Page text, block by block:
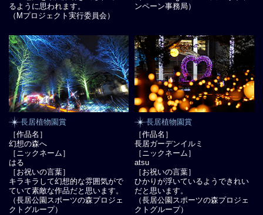
るように思われます。
（Mプロジェクト実行委員会）
ンペーン事務局）
長居植物園賞
［作品名］
幻想の森へ
［ニックネーム］
はる
［お祝いの言葉］
キラキラして幻想的な雰囲気がで
ていて素敵な作品だと思います。
（長居公園スポーツの森プロジェ
クトグループ）
長居植物園賞
［作品名］
長居ガーデンイルミ
［ニックネーム］
atsu
［お祝いの言葉］
ひかりが浮いているようできれい
だと思います。
（長居公園スポーツの森プロジェ
クトグループ）